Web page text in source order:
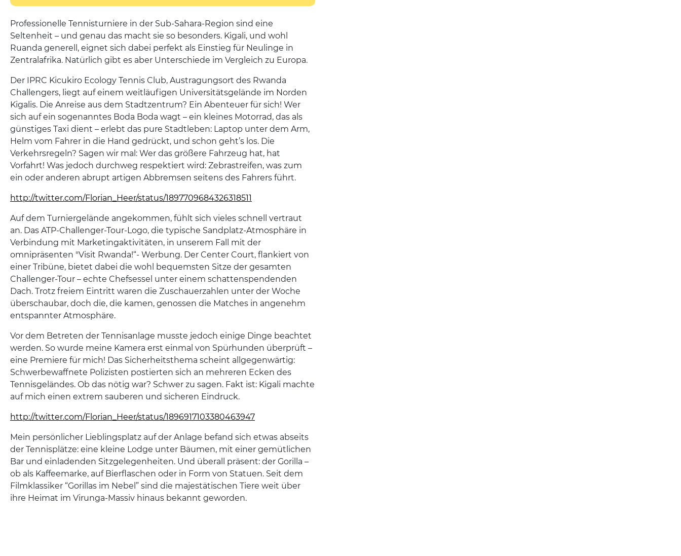
Professionelle Tennisturniere in der Sub-Sahara-Region sind eine
Seltenheit – und genau das macht sie so besonders. Kigali, und wohl
Ruanda generell, eignet sich dabei perfekt als Einstieg für Neulinge in
Zentralafrika. Natürlich gibt es aber Unterschiede im Vergleich zu Europa.
Der IPRC Kicukiro Ecology Tennis Club, Austragungsort des Rwanda
Challengers, liegt auf einem weitläufigen Universitätsgelände im Norden
Kigalis. Die Anreise aus dem Stadtzentrum? Ein Abenteuer für sich! Wer
sich auf ein sogenanntes Boda Boda wagt – ein kleines Motorrad, das als
günstiges Taxi dient – erlebt das pure Stadtleben: Laptop unter dem Arm,
Helm vom Fahrer in die Hand gedrückt, und schon geht’s los. Die
Verkehrsregeln? Sagen wir mal: Wer das größere Fahrzeug hat, hat
Vorfahrt! Was jedoch durchweg respektiert wird: Zebrastreifen, was zum
ein oder anderen abrupt artigen Abbremsen seitens des Fahrers führt.
http://twitter.com/Florian_Heer/status/1897709684326318511
Auf dem Turniergelände angekommen, fühlt sich vieles schnell vertraut
an. Das ATP-Challenger-Tour-Logo, die typische Sandplatz-Atmosphäre in
Verbindung mit Marketingaktivitäten, in unserem Fall mit der
omnipräsenten "Visit Rwanda!“- Werbung. Der Center Court, flankiert von
einer Tribüne, bietet dabei die wohl bequemsten Sitze der gesamten
Challenger-Tour – echte Chefsessel unter einem schattenspendenden
Dach. Trotz freiem Eintritt waren die Zuschauerzahlen unter der Woche
überschaubar, doch die, die kamen, genossen die Matches in angenehm
entspannter Atmosphäre.
Vor dem Betreten der Tennisanlage musste jedoch einige Dinge beachtet
werden. So wurde meine Kamera erst einmal von Spürhunden überprüft –
eine Premiere für mich! Das Sicherheitsthema scheint allgegenwärtig:
Schwerbewaffnete Polizisten postierten sich an mehreren Ecken des
Tennisgeländes. Ob das nötig war? Schwer zu sagen. Fakt ist: Kigali machte
auf mich einen extrem sauberen und sicheren Eindruck.
http://twitter.com/Florian_Heer/status/1896917103380463947
Mein persönlicher Lieblingsplatz auf der Anlage befand sich etwas abseits
der Tennisplätze: eine kleine Lodge unter Bäumen, mit einer gemütlichen
Bar und einladenden Sitzgelegenheiten. Und überall präsent: der Gorilla –
ob als Kaffeemarke, auf Bierflaschen oder in Form von Statuen. Seit dem
Filmklassiker “Gorillas im Nebel” sind die majestätischen Tiere weit über
ihre Heimat im Virunga-Massiv hinaus bekannt geworden.